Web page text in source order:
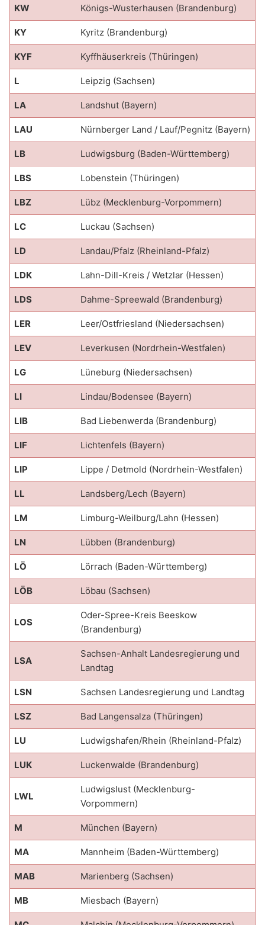
KW Königs-Wusterhausen (Brandenburg)
KY Kyritz (Brandenburg)
KYF Kyffhäuserkreis (Thüringen)
L Leipzig (Sachsen)
LA Landshut (Bayern)
LAU Nürnberger Land / Lauf/Pegnitz (Bayern)
LB Ludwigsburg (Baden-Württemberg)
LBS Lobenstein (Thüringen)
LBZ Lübz (Mecklenburg-Vorpommern)
LC Luckau (Sachsen)
LD Landau/Pfalz (Rheinland-Pfalz)
LDK Lahn-Dill-Kreis / Wetzlar (Hessen)
LDS Dahme-Spreewald (Brandenburg)
LER Leer/Ostfriesland (Niedersachsen)
LEV Leverkusen (Nordrhein-Westfalen)
LG Lüneburg (Niedersachsen)
LI Lindau/Bodensee (Bayern)
LIB Bad Liebenwerda (Brandenburg)
LIF Lichtenfels (Bayern)
LIP Lippe / Detmold (Nordrhein-Westfalen)
LL Landsberg/Lech (Bayern)
LM Limburg-Weilburg/Lahn (Hessen)
LN Lübben (Brandenburg)
LÖ Lörrach (Baden-Württemberg)
LÖB Löbau (Sachsen)
LOS
Oder-Spree-Kreis Beeskow
(Brandenburg)
LSA
Sachsen-Anhalt Landesregierung und
Landtag
LSN Sachsen Landesregierung und Landtag
LSZ Bad Langensalza (Thüringen)
LU Ludwigshafen/Rhein (Rheinland-Pfalz)
LUK Luckenwalde (Brandenburg)
LWL
Ludwigslust (Mecklenburg-
Vorpommern)
M München (Bayern)
MA Mannheim (Baden-Württemberg)
MAB Marienberg (Sachsen)
MB Miesbach (Bayern)